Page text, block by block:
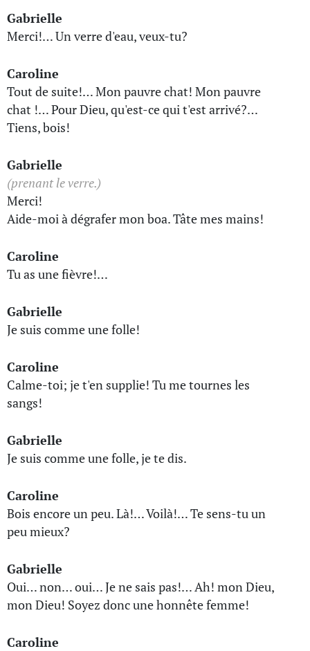
Gabrielle
Merci!… Un verre d'eau, veux-tu?
Caroline
Tout de suite!… Mon pauvre chat! Mon pauvre
chat !… Pour Dieu, qu'est-ce qui t'est arrivé?…
Tiens, bois!
Gabrielle
(prenant le verre.)
Merci!
Aide-moi à dégrafer mon boa. Tâte mes mains!
Caroline
Tu as une fièvre!…
Gabrielle
Je suis comme une folle!
Caroline
Calme-toi; je t'en supplie! Tu me tournes les
sangs!
Gabrielle
Je suis comme une folle, je te dis.
Caroline
Bois encore un peu. Là!… Voilà!… Te sens-tu un
peu mieux?
Gabrielle
Oui… non… oui… Je ne sais pas!… Ah! mon Dieu,
mon Dieu! Soyez donc une honnête femme!
Caroline